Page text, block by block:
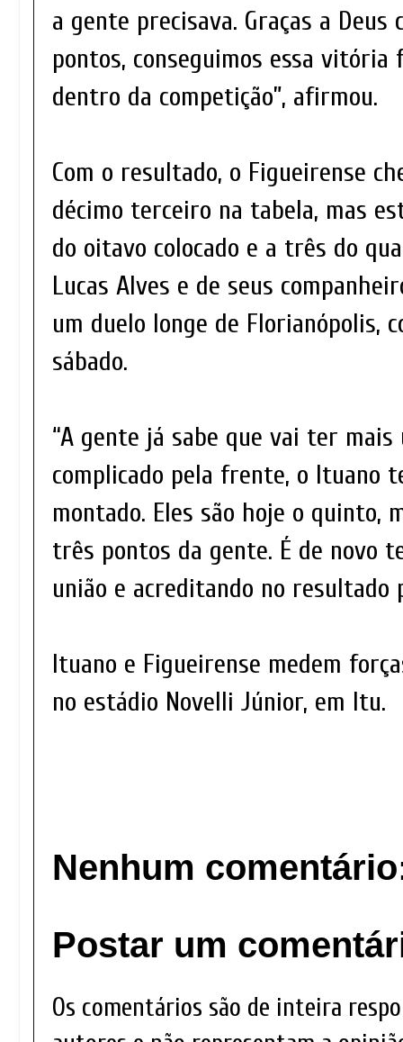
a gente precisava. Graças a Deus
pontos, conseguimos essa
dentro da competição”, afirmou.
Com o resultado, o Figueirense
décimo terceiro na tabela, mas
do oitavo colocado e a três do
Lucas Alves e de seus
um duelo longe de Florianópolis,
sábado.
“A gente já sabe que vai ter mais
complicado pela frente, o Ituano
montado. Eles são hoje o quinto,
três pontos da gente. É de novo
união e acreditando no resultado
Ituano e Figueirense medem
no estádio Novelli Júnior, em Itu.
Nenhum
Postar um
Os comentários são de inteira